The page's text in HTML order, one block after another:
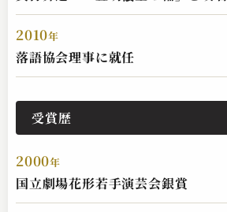
2010年
落語協会理事に就任
受賞歴
2000年
国立劇場花形若手演芸会銀賞